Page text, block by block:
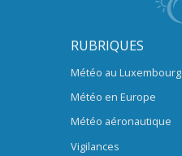
RUBRIQUES
Météo au Luxembourg
Météo en Europe
Météo aéronautique
Vigilances